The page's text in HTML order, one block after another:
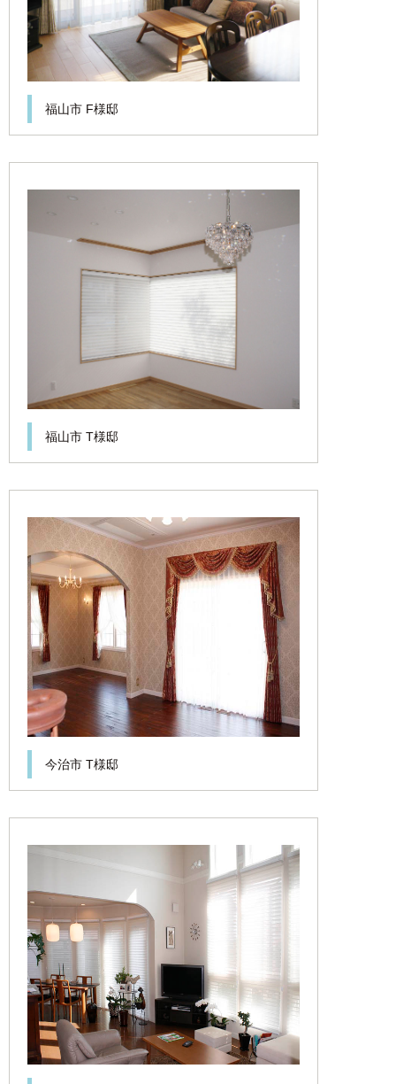
福山市 F様邸
福山市 T様邸
今治市 T様邸